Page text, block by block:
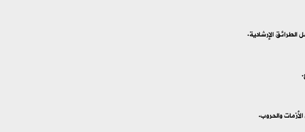
الطرائق الإرشادية.
والحروب.